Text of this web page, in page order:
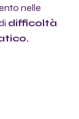
nelle
difficoltà